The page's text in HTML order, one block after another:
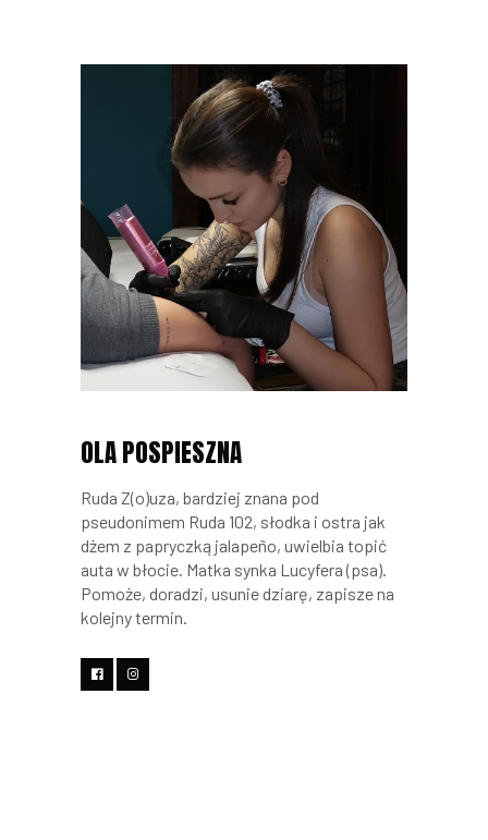
OLA POSPIESZNA
Ruda Z(o)uza, bardziej znana pod
pseudonimem Ruda 102, słodka i ostra jak
dżem z papryczką jalapeño, uwielbia topić
auta w błocie. Matka synka Lucyfera (psa).
Pomoże, doradzi, usunie dziarę, zapisze na
kolejny termin.